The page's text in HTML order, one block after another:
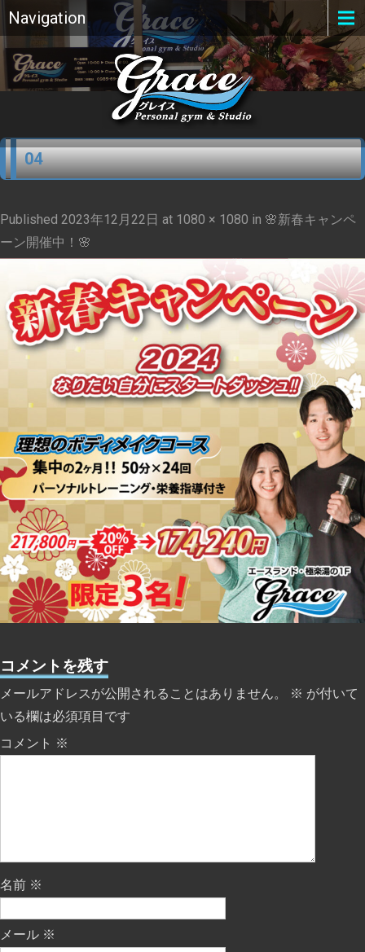
Navigation
04
Published 2023年12月22日 at 1080 × 1080 in 🌸新春キャンペ
ーン開催中！🌸
コメントを残す
メールアドレスが公開されることはありません。 ※ が付いて
いる欄は必須項目です
コメント ※
名前 ※
メール ※